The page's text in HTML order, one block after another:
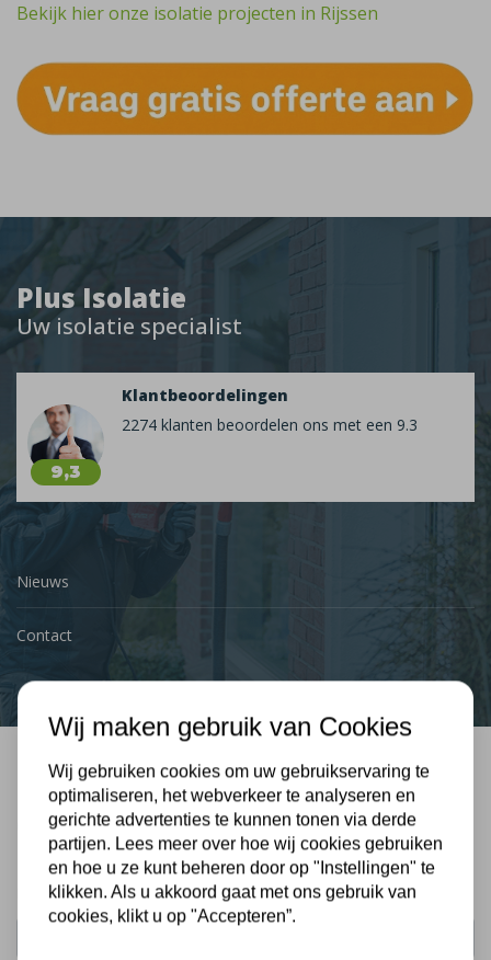
Plus Isolatie
Uw isolatie specialist
9,3
Klantbeoordelingen
2274 klanten beoordelen ons met een 9.3
Nieuws
Contact
Bel mij terug
Gratis, vrijblijvend advies
Uw naam:
Bekijk hier onze isolatie projecten in Rijssen
Wij maken gebruik van Cookies
Wij gebruiken cookies om uw gebruikservaring te
optimaliseren, het webverkeer te analyseren en
gerichte advertenties te kunnen tonen via derde
partijen. Lees meer over hoe wij cookies gebruiken
en hoe u ze kunt beheren door op "Instellingen" te
klikken. Als u akkoord gaat met ons gebruik van
cookies, klikt u op "Accepteren”.